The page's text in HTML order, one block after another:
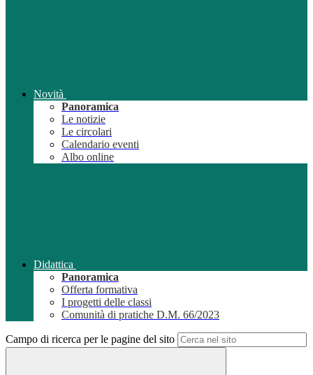
Novità
Panoramica
Le notizie
Le circolari
Calendario eventi
Albo online
Didattica
Panoramica
Offerta formativa
I progetti delle classi
Comunità di pratiche D.M. 66/2023
Campo di ricerca per le pagine del sito